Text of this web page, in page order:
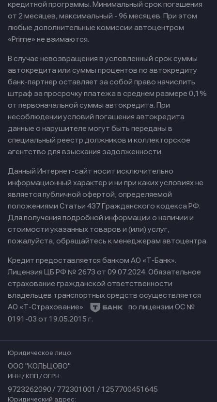
кредитной программы. Минимальный срок погашения
от 2 месяцев, максимальный - 96 месяцев. При этом
любые дополнительные комиссии автоцентром
«Prime» не взимаются.
В случае невозвращения в условленный срок суммы
автокредита или суммы процентов по автокредиту
банк-партнер оставляет за собой право начислить
штраф за просрочку платежа в среднем размере 0,1%
от первоначальной суммы автокредита. При
несоблюдении условий погашения автокредита
данные о нарушителе могут быть переданы в
специальный реестр должников и коллекторское
агентство для взыскания задолженности.
Данный Интернет-сайт носит исключительно
информационный характер и ни при каких условиях не
является публичной офертой, определяемой
положениями Статьи 437 Гражданского кодекса РФ.
Для получения подробной информации о наличии и
стоимости указанных товаров и (или) услуг,
пожалуйста, обращайтесь к менеджерам автоцентра.
Кредит предоставляется банком АО «Т-Банк».
Лицензия ЦБ РФ № 2673 от 09.07.2024. Обязательное
страхование гражданской ответственности
владельцев транспортных средств осуществляется
АО «Т-Страхование»
по лицензии ОС №
0191-03 от 19.05.2015 г.
Юридическое лицо:
ООО "КОЛЬЦОВО"
ИНН / КПП / ОГРН:
9723262090 / 772301001 / 1257700451645
Юридический адрес: